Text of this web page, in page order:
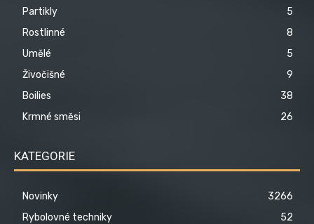
Partikly
5
Rostlinné
8
Umělé
5
Živočišné
9
Boilies
38
Krmné směsi
26
KATEGORIE
Novinky
3266
Rybolovné techniky
52